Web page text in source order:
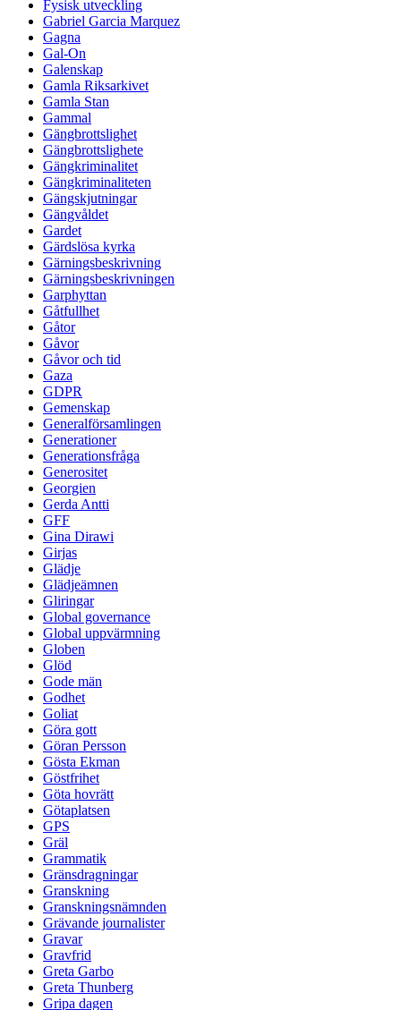
Fysisk utveckling
Gabriel Garcia Marquez
Gagna
Gal-On
Galenskap
Gamla Riksarkivet
Gamla Stan
Gammal
Gängbrottslighet
Gängbrottslighete
Gängkriminalitet
Gängkriminaliteten
Gängskjutningar
Gängvåldet
Gardet
Gärdslösa kyrka
Gärningsbeskrivning
Gärningsbeskrivningen
Garphyttan
Gåtfullhet
Gåtor
Gåvor
Gåvor och tid
Gaza
GDPR
Gemenskap
Generalförsamlingen
Generationer
Generationsfråga
Generositet
Georgien
Gerda Antti
GFF
Gina Dirawi
Girjas
Glädje
Glädjeämnen
Gliringar
Global governance
Global uppvärmning
Globen
Glöd
Gode män
Godhet
Goliat
Göra gott
Göran Persson
Gösta Ekman
Göstfrihet
Göta hovrätt
Götaplatsen
GPS
Gräl
Grammatik
Gränsdragningar
Granskning
Granskningsnämnden
Grävande journalister
Gravar
Gravfrid
Greta Garbo
Greta Thunberg
Gripa dagen